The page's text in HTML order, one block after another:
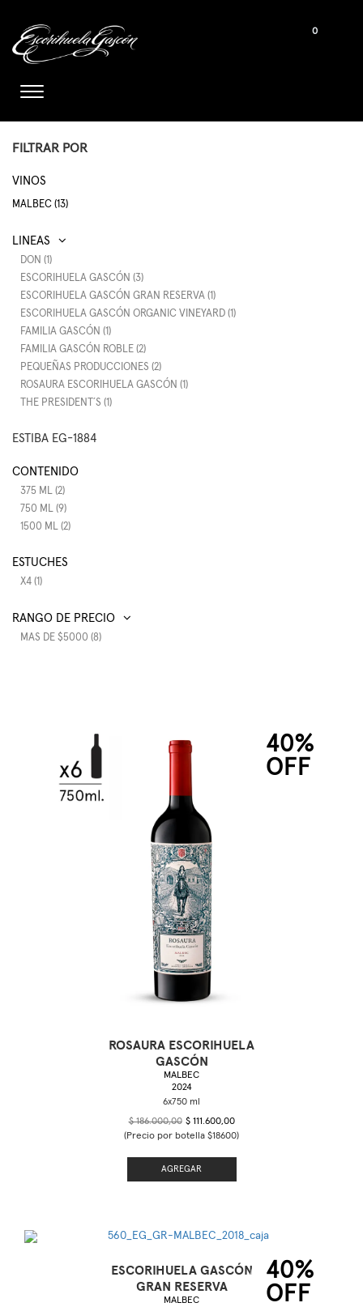
0
FILTRAR POR
VINOS
MALBEC (13)
DON (1)
ESCORIHUELA GASCÓN (3)
ESCORIHUELA GASCÓN GRAN RESERVA (1)
ESCORIHUELA GASCÓN ORGANIC VINEYARD (1)
FAMILIA GASCÓN (1)
FAMILIA GASCÓN ROBLE (2)
PEQUEÑAS PRODUCCIONES (2)
ROSAURA ESCORIHUELA GASCÓN (1)
THE PRESIDENT´S (1)
ESTIBA EG-1884
CONTENIDO
375 ML (2)
750 ML (9)
1500 ML (2)
ESTUCHES
X4 (1)
RANGO DE PRECIO
MAS DE $5000 (8)
40%
OFF
ROSAURA ESCORIHUELA
GASCÓN
MALBEC
2024
$ 186.000,00 $ 111.600,00
(Precio por botella $18600)
AGREGAR
40%
OFF
ESCORIHUELA GASCÓN
GRAN RESERVA
MALBEC